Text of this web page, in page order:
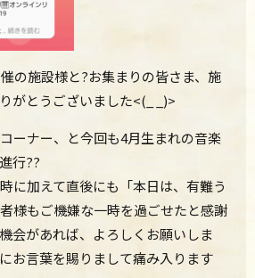
の施設様と?お集まりの皆さま、施
がとうございました<(_ _)>
ーナー、と今回も4月生まれの音楽
行??
に加えて直後にも「本日は、有難う
様もご機嫌な一時を過ごせたと感謝
会があれば、よろしくお願いしま
お言葉を賜りまして痛み入ります